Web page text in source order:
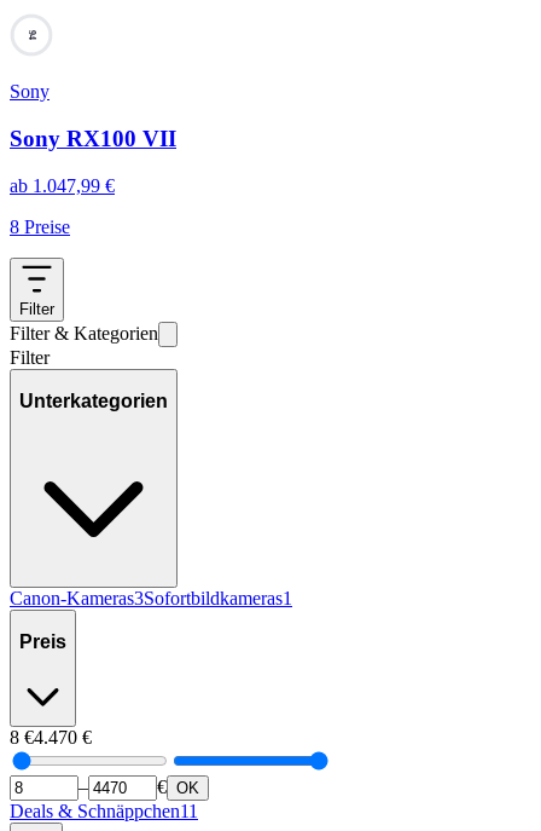
94
Sony
Sony RX100 VII
ab 1.047,99 €
8 Preise
Filter
Filter & Kategorien
Filter
Unterkategorien
Canon-Kameras3Sofortbildkameras1
Preis
8 €4.470 €
– € OK
Deals & Schnäppchen11